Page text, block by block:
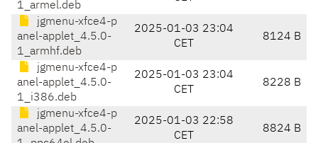
1_armel.deb
jgmenu-xfce4-p
anel-applet_4.5.0-
1_armhf.deb
2025-01-03 23:04
CET
8124 B
jgmenu-xfce4-p
anel-applet_4.5.0-
1_i386.deb
2025-01-03 23:04
CET
8228 B
jgmenu-xfce4-p
anel-applet_4.5.0-
2025-01-03 22:58
CET
8824 B